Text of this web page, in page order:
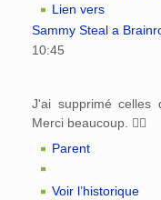
Lien vers
Sammy Steal a
10:45
J'ai supprimé celles
Merci beaucoup. 👍🏻
Parent
Voir l’historique